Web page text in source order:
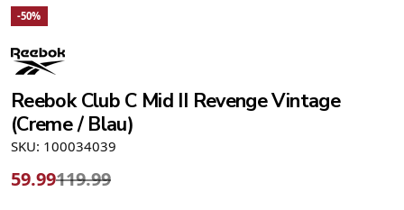
-50%
Reebok Club C Mid II Revenge Vintage
(Creme / Blau)
SKU: 100034039
59.99119.99